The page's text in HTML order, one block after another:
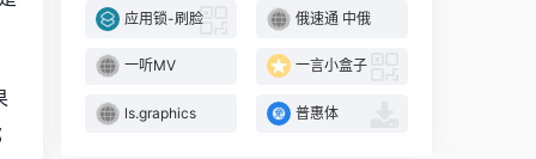
应用锁-刷脸 俄速通 中俄
一听MV 一言小盒子
ls.graphics 普惠体